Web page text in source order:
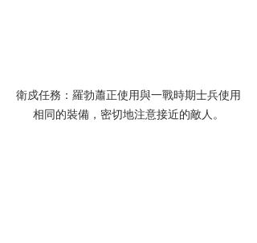
衛戍任務：羅勃蕭正使用與一戰時期士兵使用
相同的裝備，密切地注意接近的敵人。